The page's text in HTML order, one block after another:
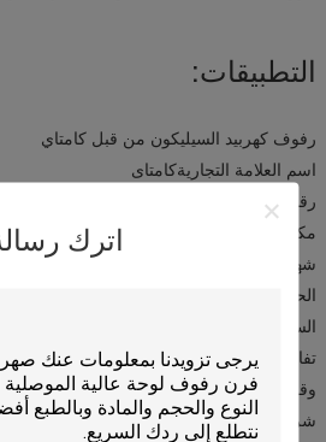
اترك
التطبيقات:
رفوف كهربيد السيليكون من قبل كامتاي
اسم العلامة التجاريةكامتاى
رقم الطراز:
مكان المنشأ:
شهادة:
الحد الأدنى لكمية الطلب:
السعر:
تفاصيل العبوة:
صندوق خشبي
وقت التسليم: 30 يوماً بعد الدفع
شروط الدفع:TT